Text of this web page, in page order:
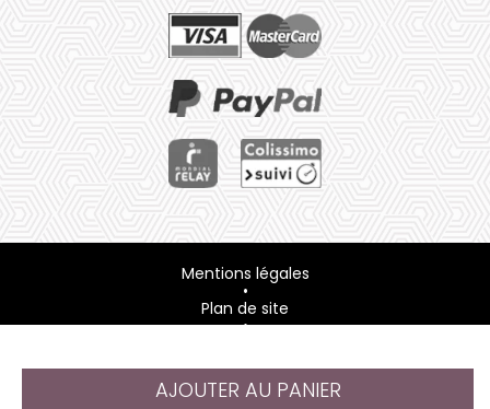
AJOUTER AU PANIER
Mentions légales
•
Plan de site
•